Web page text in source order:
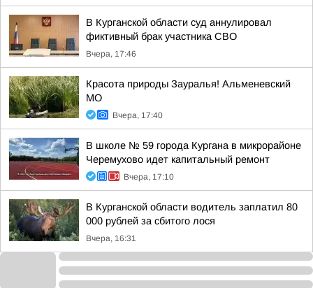
В Курганской области суд аннулировал
фиктивный брак участника СВО
Вчера, 17:46
Красота природы Зауралья! Альменевский
МО
Вчера, 17:40
В школе № 59 города Кургана в микрорайоне
Черемухово идет капитальный ремонт
Вчера, 17:10
В Курганской области водитель заплатил 80
000 рублей за сбитого лося
Вчера, 16:31